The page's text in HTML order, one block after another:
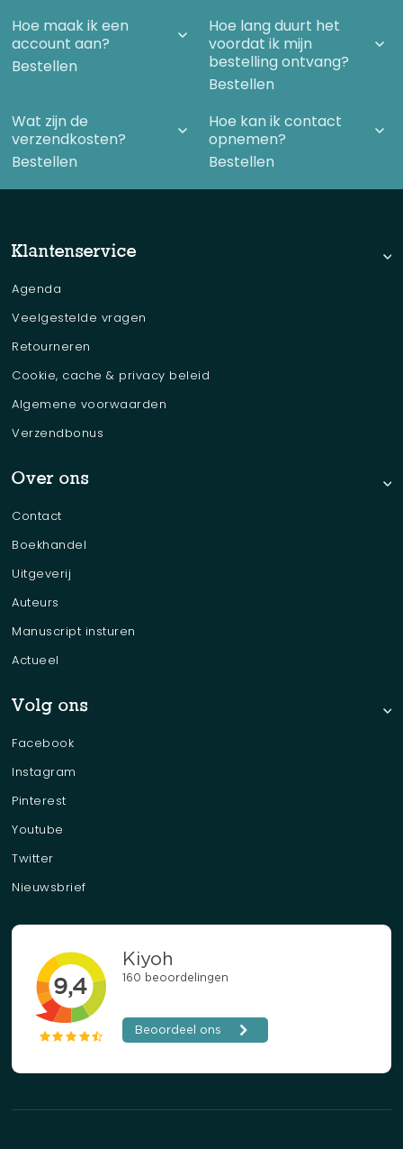
Hoe maak ik een
account aan?
Bestellen
Hoe lang duurt het
voordat ik mijn
bestelling ontvang?
Bestellen
Wat zijn de
verzendkosten?
Bestellen
Hoe kan ik contact
opnemen?
Bestellen
Klantenservice
Agenda
Veelgestelde vragen
Retourneren
Cookie, cache & privacy beleid
Algemene voorwaarden
Verzendbonus
Over ons
Contact
Boekhandel
Uitgeverij
Auteurs
Manuscript insturen
Actueel
Volg ons
Facebook
Instagram
Pinterest
Youtube
Twitter
Nieuwsbrief